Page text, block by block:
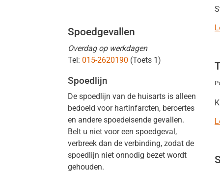
Spoedgevallen
Overdag op werkdagen
Tel: 015-2620190 (Toets 1)
Spoedlijn
De spoedlijn van de huisarts is alleen
bedoeld voor hartinfarcten, beroertes
en andere spoedeisende gevallen.
Belt u niet voor een spoedgeval,
verbreek dan de verbinding, zodat de
spoedlijn niet onnodig bezet wordt
gehouden.